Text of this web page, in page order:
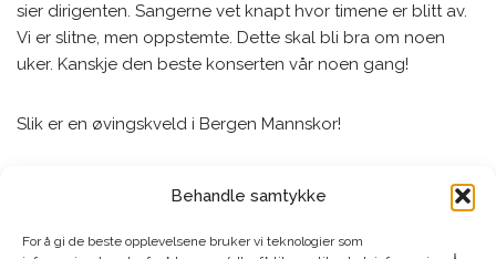
Behandle samtykke
For å gi de beste opplevelsene bruker vi teknologier som
sier dirigenten. Sangerne vet knapt hvor timene er blitt av.
Vi er slitne, men oppstemte. Dette skal bli bra om noen
uker. Kanskje den beste konserten vår noen gang!
Slik er en øvingskveld i Bergen Mannskor!
Øving og konserter er spennende nok, men livet som